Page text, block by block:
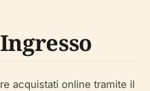
acquistati online tramite il